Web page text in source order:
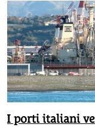
I porti italiani